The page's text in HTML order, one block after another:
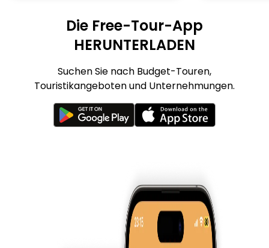
Die Free-Tour-App
HERUNTERLADEN
Suchen Sie nach Budget-Touren,
Touristikangeboten und Unternehmungen.